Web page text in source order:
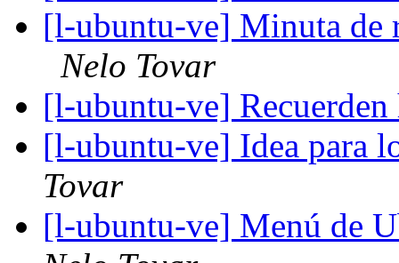
[l-ubuntu-ve] Minuta de
Nelo Tovar
[l-ubuntu-ve]
[l-ubuntu-ve] Idea para
Tovar
[l-ubuntu-ve] Menú de